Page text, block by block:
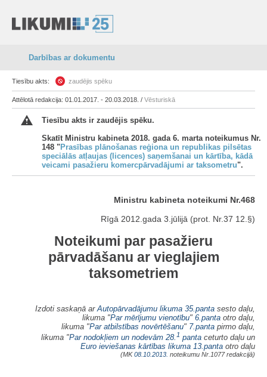
Darbības ar dokumentu
Tiesību akts: zaudējis spēku
Attēlotā redakcija: 01.01.2017. - 20.03.2018. / Vēsturiskā
Tiesību akts ir zaudējis spēku.
Skatīt Ministru kabineta 2018. gada 6. marta noteikumus Nr.
148 "Prasības plānošanas reģiona un republikas pilsētas
speciālās atļaujas (licences) saņemšanai un kārtība, kādā
veicami pasažieru komercpārvadājumi ar taksometru".
Ministru kabineta noteikumi Nr.468
Rīgā 2012.gada 3.jūlijā (prot. Nr.37 12.§)
Noteikumi par pasažieru
pārvadāšanu ar vieglajiem
taksometriem
Izdoti saskaņā ar Autopārvadājumu likuma 35.panta sesto daļu,
likuma "Par mērījumu vienotību" 6.panta otro daļu,
likuma "Par atbilstības novērtēšanu" 7.panta pirmo daļu,
likuma "Par nodokļiem un nodevām 28. 1 panta ceturto daļu un
Euro ieviešanas kārtības likuma 13.panta otro daļu
(MK08.10.2013. noteikumu Nr.1077 redakcijā)